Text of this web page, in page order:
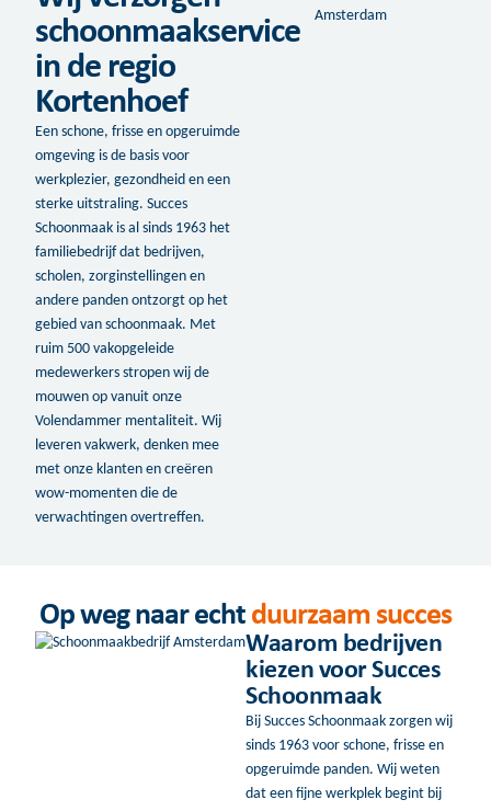
schoonmaakservice
in de regio
Kortenhoef
Een schone, frisse en opgeruimde
omgeving is de basis voor
werkplezier, gezondheid en een
sterke uitstraling. Succes
Schoonmaak is al sinds 1963 het
familiebedrijf dat bedrijven,
scholen, zorginstellingen en
andere panden ontzorgt op het
gebied van schoonmaak. Met
ruim 500 vakopgeleide
medewerkers stropen wij de
mouwen op vanuit onze
Volendammer mentaliteit. Wij
leveren vakwerk, denken mee
met onze klanten en creëren
wow-momenten die de
verwachtingen overtreffen.
Op weg naar echt duurzaam succes
Waarom bedrijven
kiezen voor Succes
Schoonmaak
Bij Succes Schoonmaak zorgen wij
sinds 1963 voor schone, frisse en
opgeruimde panden. Wij weten
dat een fijne werkplek begint bij